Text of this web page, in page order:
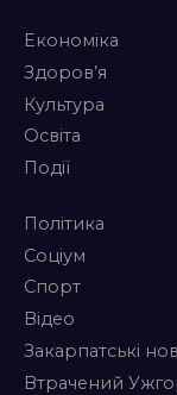
Економіка
Здоров’я
Культура
Освіта
Події
Політика
Соціум
Спорт
Відео
Закарпатські
Втрачений